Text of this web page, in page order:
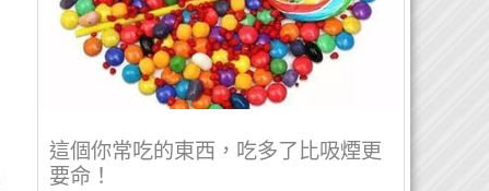
這個你常吃的東西，吃多了比吸煙更
要命！